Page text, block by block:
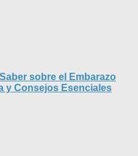
sobre el Embarazo
y Consejos Esenciales